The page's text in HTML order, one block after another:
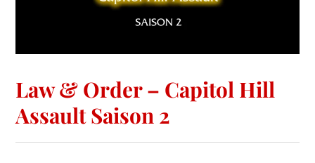
Law & Order – Capitol Hill
Assault Saison 2